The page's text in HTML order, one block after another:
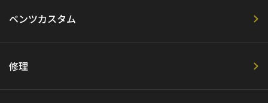
ベンツカスタム
修理